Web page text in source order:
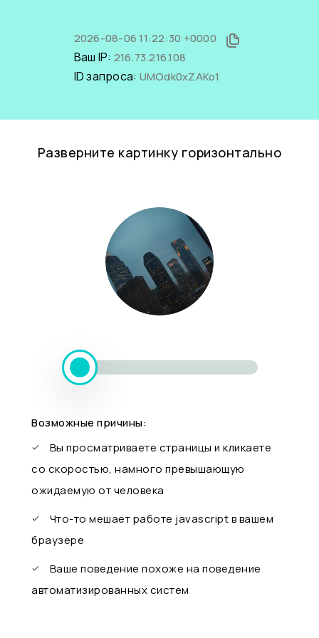
2026-08-06 11:22:30 +0000
Ваш IP: 216.73.216.108
ID запроса: UMOdk0xZAKo1
Разверните картинку горизонтально
Возможные причины:
Вы просматриваете страницы и кликаете
со скоростью, намного превышающую
ожидаемую от человека
Что-то мешает работе javascript в вашем
браузере
Ваше поведение похоже на поведение
автоматизированных систем